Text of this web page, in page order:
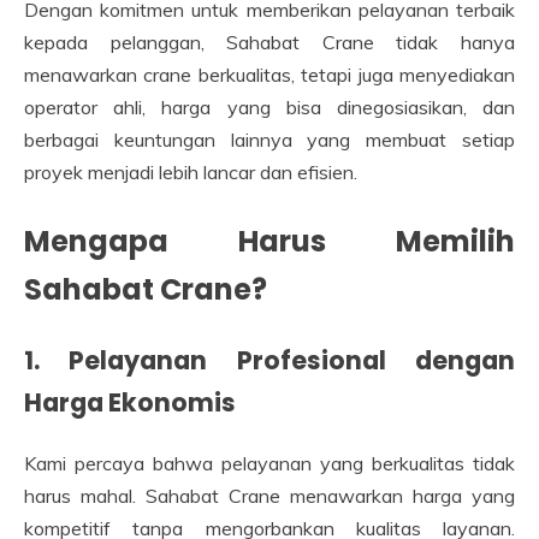
Dengan komitmen untuk memberikan pelayanan terbaik
kepada pelanggan, Sahabat Crane tidak hanya
menawarkan crane berkualitas, tetapi juga menyediakan
operator ahli, harga yang bisa dinegosiasikan, dan
berbagai keuntungan lainnya yang membuat setiap
proyek menjadi lebih lancar dan efisien.
Mengapa Harus Memilih
Sahabat Crane?
1. Pelayanan Profesional dengan
Harga Ekonomis
Kami percaya bahwa pelayanan yang berkualitas tidak
harus mahal. Sahabat Crane menawarkan harga yang
kompetitif tanpa mengorbankan kualitas layanan.